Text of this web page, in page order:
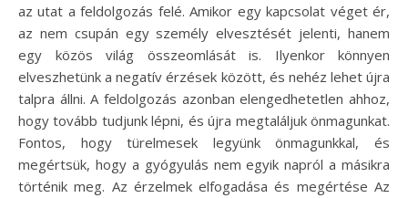
az utat a feldolgozás felé. Amikor egy kapcsolat véget ér,
az nem csupán egy személy elvesztését jelenti, hanem
egy közös világ összeomlását is. Ilyenkor könnyen
elveszhetünk a negatív érzések között, és nehéz lehet újra
talpra állni. A feldolgozás azonban elengedhetetlen ahhoz,
hogy tovább tudjunk lépni, és újra megtaláljuk önmagunkat.
Fontos, hogy türelmesek legyünk önmagunkkal, és
megértsük, hogy a gyógyulás nem egyik napról a másikra
történik meg. Az érzelmek elfogadása és megértése Az